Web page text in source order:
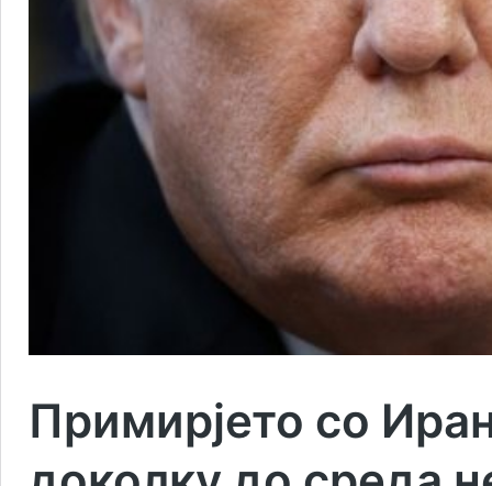
Примирјето со